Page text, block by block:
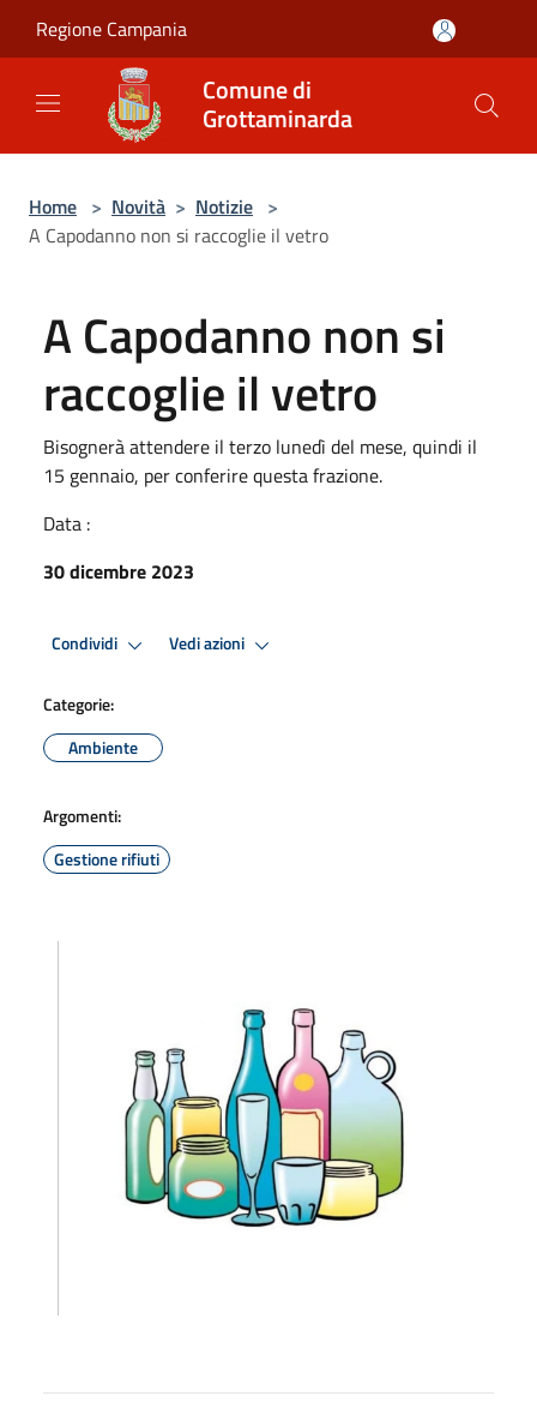
Regione Campania
Comune di
Grottaminarda
Home > Novità > Notizie >
A Capodanno non si raccoglie il vetro
A Capodanno non si
raccoglie il vetro
Bisognerà attendere il terzo lunedì del mese, quindi il
15 gennaio, per conferire questa frazione.
Data :
30 dicembre 2023
Condividi Vedi azioni
Categorie:
Ambiente
Argomenti:
Gestione rifiuti